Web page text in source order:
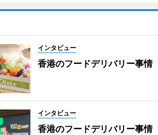
インタビュー
香港のフードデリバリー事
インタビュー
香港のフードデリバリー事